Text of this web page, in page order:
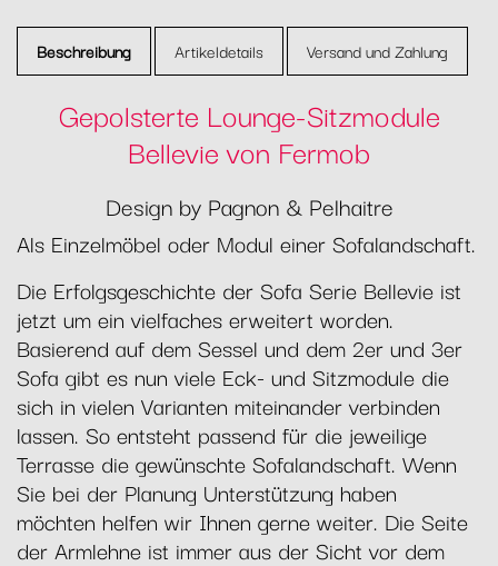
Beschreibung Artikeldetails Versand und Zahlung
Gepolsterte Lounge-Sitzmodule
Bellevie von Fermob
Design by Pagnon & Pelhaitre
Als Einzelmöbel oder Modul einer Sofalandschaft.
Die Erfolgsgeschichte der Sofa Serie Bellevie ist
jetzt um ein vielfaches erweitert worden.
Basierend auf dem Sessel und dem 2er und 3er
Sofa gibt es nun viele Eck- und Sitzmodule die
sich in vielen Varianten miteinander verbinden
lassen. So entsteht passend für die jeweilige
Terrasse die gewünschte Sofalandschaft. Wenn
Sie bei der Planung Unterstützung haben
möchten helfen wir Ihnen gerne weiter. Die Seite
der Armlehne ist immer aus der Sicht vor dem